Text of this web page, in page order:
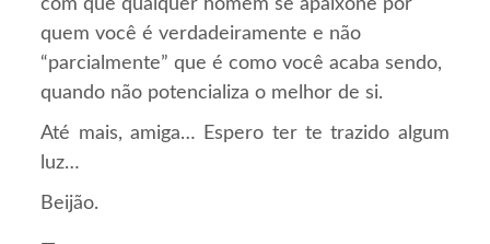
com que qualquer homem se apaixone por
quem você é verdadeiramente e não
“parcialmente” que é como você acaba sendo,
quando não potencializa o melhor de si.
Até mais, amiga… Espero ter te trazido algum
luz…
Beijão.